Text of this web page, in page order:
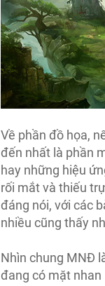
Về phần đồ họa,
đến nhất là phần
hay những hiệu
rối mắt và thiếu
đáng nói, với các
nhiều cũng thấy
Nhìn chung MNĐ
đang có mặt